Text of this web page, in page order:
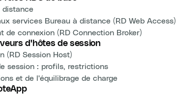
distance
services Bureau à distance (RD Web Access)
de connexion (RD Connection Broker)
d'hôtes de session
(RD Session Host)
session : profils, restrictions
et de l'équilibrage de charge